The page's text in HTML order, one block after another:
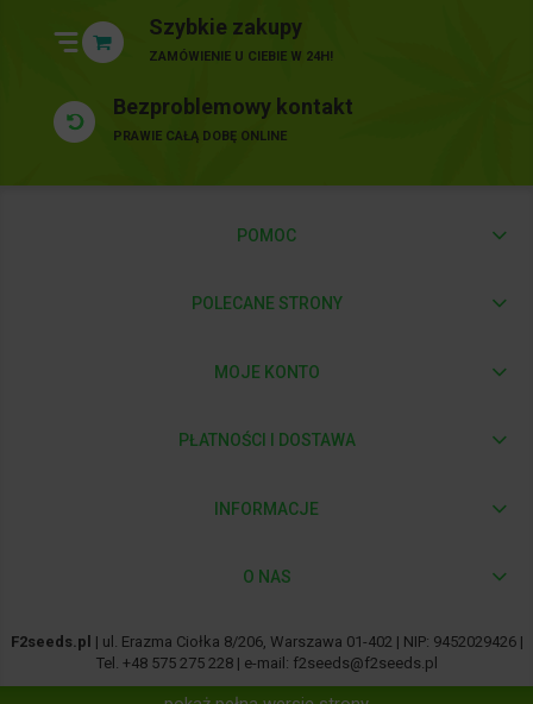
Szybkie zakupy
ZAMÓWIENIE U CIEBIE W 24H!
Bezproblemowy kontakt
PRAWIE CAŁĄ DOBĘ ONLINE
POMOC
POLECANE STRONY
MOJE KONTO
PŁATNOŚCI I DOSTAWA
INFORMACJE
O NAS
F2seeds.pl | ul. Erazma Ciołka 8/206, Warszawa 01-402 | NIP: 9452029426 |
Tel. +48 575 275 228| e-mail: f2seeds@f2seeds.pl